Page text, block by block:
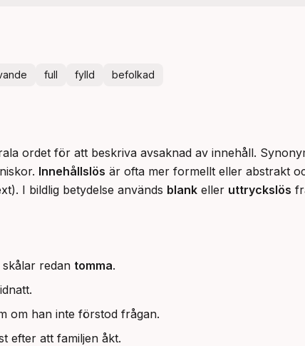
full fylld befolkad
ordet för att beskriva avsaknad av innehåll.
Innehållslös är ofta mer formellt eller abstrakt
I bildlig betydelse används blank eller uttryckslös
redan tomma.
om han inte förstod frågan.
efter att familjen åkt.